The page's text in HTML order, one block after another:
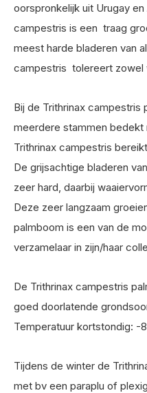
oorspronkelijk uit Urugay
campestris is een traag
meest harde bladeren van
campestris tolereert zowel
Bij de Trithrinax campestris
meerdere stammen
Trithrinax campestris
De grijsachtige bladeren
zeer hard, daarbij
Deze zeer langzaam
palmboom is een van de
verzamelaar in zijn/haar
De Trithrinax campestris
goed doorlatende
Temperatuur kortstondig: -
Tijdens de winter de
met bv een paraplu of